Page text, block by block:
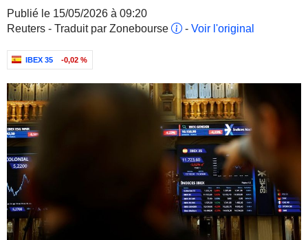
Publié le 15/05/2026 à 09:20
Reuters - Traduit par Zonebourse
- Voir l'original
IBEX 35 -0,02 %